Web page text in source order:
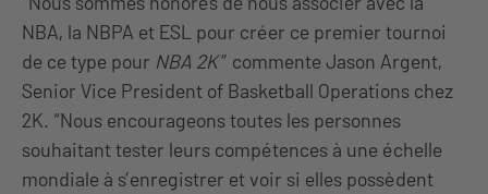
NBA, la NBPA et ESL pour créer ce premier tournoi
de ce type pour NBA 2K” commente Jason Argent,
Senior Vice President of Basketball Operations chez
2K. “Nous encourageons toutes les personnes
souhaitant tester leurs compétences à une échelle
mondiale à s’enregistrer et voir si elles possèdent